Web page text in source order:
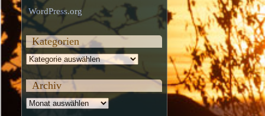
WordPress.org
Kategorien
Kategorien
Archiv
Archiv